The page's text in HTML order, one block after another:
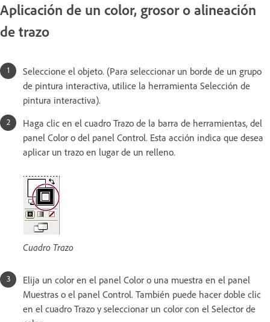
Aplicación de un color, grosor o alineación
de trazo
Seleccione el objeto. (Para seleccionar un borde de un grupo
de pintura interactiva, utilice la herramienta Selección de
pintura interactiva).
Haga clic en el cuadro Trazo de la barra de herramientas, del
panel Color o del panel Control. Esta acción indica que desea
aplicar un trazo en lugar de un relleno.
Cuadro Trazo
Elija un color en el panel Color o una muestra en el panel
Muestras o el panel Control. También puede hacer doble clic
en el cuadro Trazo y seleccionar un color con el Selector de